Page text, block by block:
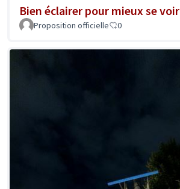
Bien éclairer pour mieux se voir
Proposition officielle 0